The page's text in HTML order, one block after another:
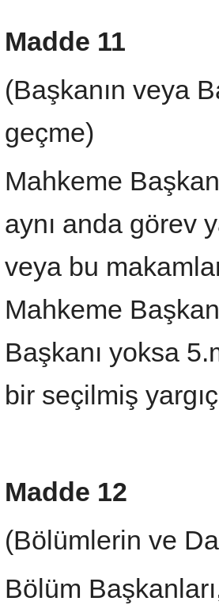
Madde 11
(Başkanın veya
geçme)
Mahkeme
aynı anda görev
veya bu
Mahkeme
Başkanı yoksa
bir seçilmiş
Madde 12
(Bölümlerin ve
Bölüm